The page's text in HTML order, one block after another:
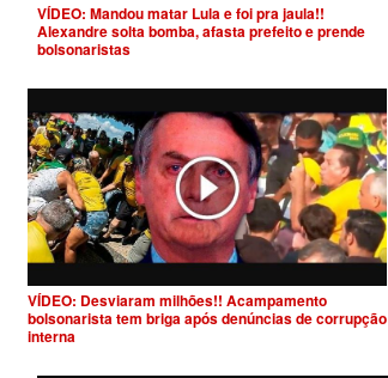
VÍDEO: Mandou matar Lula e foi pra jaula!!
Alexandre solta bomba, afasta prefeito e prende
bolsonaristas
VÍDEO: Desviaram milhões!! Acampamento
bolsonarista tem briga após denúncias de corrupção
interna